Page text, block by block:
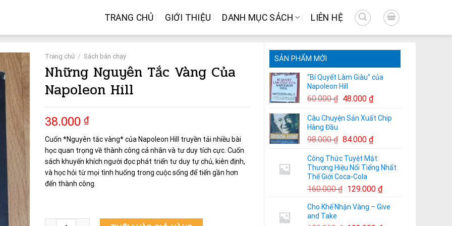
TRANG CHỦ GIỚI THIỆU DANH MỤC SÁCH LIÊN HỆ
SẢN PHẨM MỚI
"Bí Quyết Làm Giàu" của
Napoleon Hill
60.000₫ Giá
là:
48.000 ₫Giá
tại
48.000 ₫.
Câu Chuyện Sản Xuất Chip
Hàng Đầu
98.000₫ Giá
là:
98.000 ₫.
84.000 ₫Giá
tại
là:
Công Thức Tuyệt Mật:
Thương Hiệu Nổi Tiếng Nhất
Thế Giới Coca-Cola
160.000₫ Giá
là:
129.000 ₫Giá
tại
Cho Khế Nhận Vàng – Give
and Take
Trang chủ / Sách bán chạy
Những Nguyên Tắc Vàng Của
Napoleon Hill
38.000 ₫
Cuốn *Nguyên tắc vàng* của Napoleon Hill truyền tải nhiều bài
học quan trọng về thành công cá nhân và tư duy tích cực. Cuốn
sách khuyến khích người đọc phát triển tư duy tự chủ, kiên định,
và học hỏi từ mọi tình huống trong cuộc sống để tiến gần hơn
đến thành công.
Những Nguyên Tắc Vàng Của Napoleon Hill số lượng